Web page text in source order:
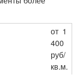
от 1
400
руб/
кв.м.